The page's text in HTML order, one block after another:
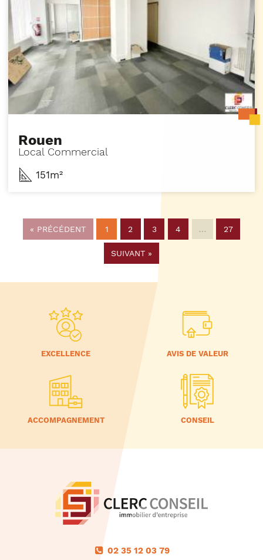
Rouen
Local Commercial
151m²
« PRÉCÉDENT 1 2 3 4 … 27
SUIVANT »
EXCELLENCE AVIS DE VALEUR
ACCOMPAGNEMENT CONSEIL
02 35 12 03 79